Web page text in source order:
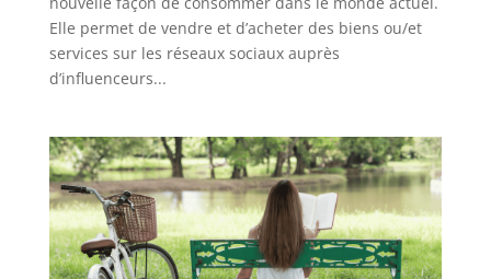
Elle permet de vendre et d’acheter des biens ou/et
services sur les réseaux sociaux auprès
d’influenceurs...